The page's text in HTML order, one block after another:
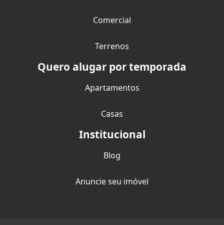
Comercial
Terrenos
Quero alugar por temporada
Apartamentos
Casas
Institucional
Blog
Anuncie seu imóvel